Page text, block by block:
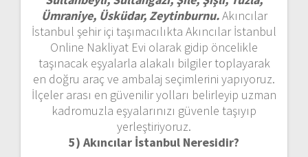
Ümraniye, Üsküdar, Zeytinburnu.Akıncılar
İstanbul şehir içi taşımacılıkta Akıncılar İstanbul
Online Nakliyat Evi olarak gidip öncelikle
taşınacak eşyalarla alakalı bilgiler toplayarak
en doğru araç ve ambalaj seçimlerini yapıyoruz.
İlçeler arası en güvenilir yolları belirleyip uzman
kadromuzla eşyalarınızı güvenle taşıyıp
yerleştiriyoruz.
5) Akıncılar İstanbul Neresidir?